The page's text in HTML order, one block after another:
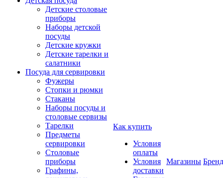
Детские столовые
приборы
Наборы детской
посуды
Детские кружки
Детские тарелки и
салатники
Посуда для сервировки
Фужеры
Стопки и рюмки
Стаканы
Наборы посуды и
столовые сервизы
Тарелки
Предметы
сервировки
Столовые
приборы
Графины,
Как купить
Условия
оплаты
Условия
доставки
Магазины